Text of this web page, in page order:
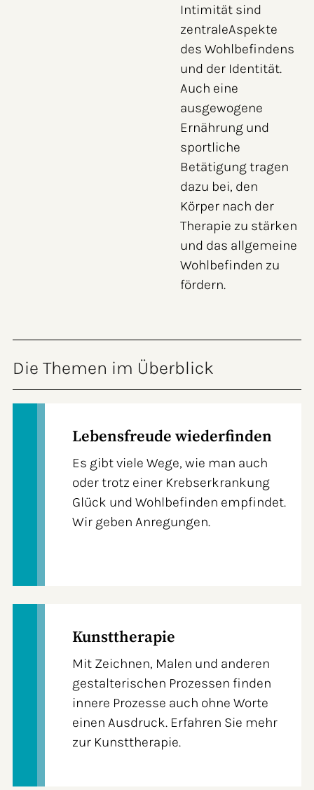
Intimität sind
zentraleAspekte
des Wohlbefindens
und der Identität.
Auch eine
ausgewogene
Ernährung und
sportliche
Betätigung tragen
dazu bei, den
Körper nach der
Therapie zu stärken
und das allgemeine
Wohlbefinden zu
fördern.
Die Themen im Überblick
Lebensfreude wiederfinden
Es gibt viele Wege, wie man auch
oder trotz einer Krebserkrankung
Glück und Wohlbefinden empfindet.
Wir geben Anregungen.
Kunsttherapie
Mit Zeichnen, Malen und anderen
gestalterischen Prozessen finden
innere Prozesse auch ohne Worte
einen Ausdruck. Erfahren Sie mehr
zur Kunsttherapie.